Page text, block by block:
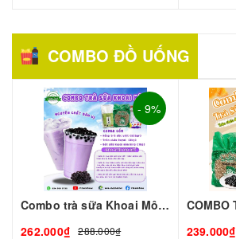
COMBO ĐỒ UỐNG
- 9%
Combo trà sữa Khoai Môn-Lớn
262.000₫
288.000₫
239.000₫